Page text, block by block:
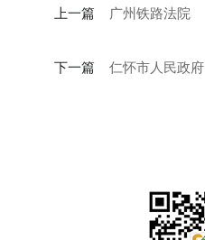
上一篇 广州铁路法院
下一篇 仁怀市人民政府